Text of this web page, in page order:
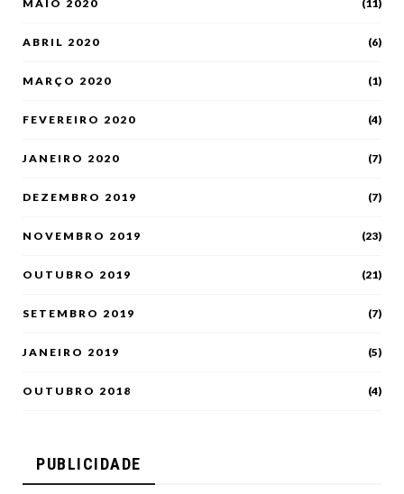
MAIO 2020 (11)
ABRIL 2020 (6)
MARÇO 2020 (1)
FEVEREIRO 2020 (4)
JANEIRO 2020 (7)
DEZEMBRO 2019 (7)
NOVEMBRO 2019 (23)
OUTUBRO 2019 (21)
SETEMBRO 2019 (7)
JANEIRO 2019 (5)
OUTUBRO 2018 (4)
PUBLICIDADE